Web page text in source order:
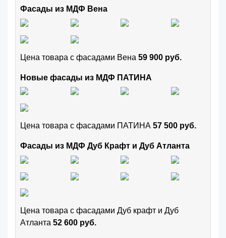
Фасады из МДФ Вена
Цена товара с фасадами Вена 59 900 руб.
Новые фасады из МДФ ПАТИНА
Цена товара с фасадами ПАТИНА 57 500 руб.
Фасады из МДФ Дуб Крафт и Дуб Атланта
Цена товара с фасадами Дуб крафт и Дуб
Атланта 52 600 руб.